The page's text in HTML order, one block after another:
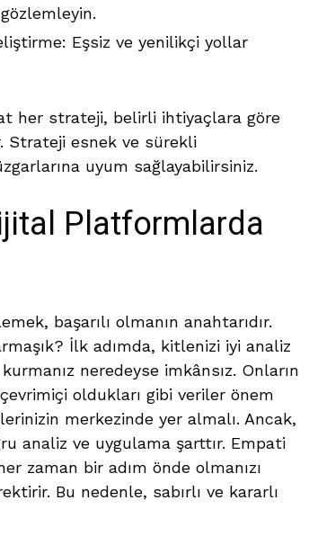
Eşsiz ve yenilikçi yollar
her strateji, belirli ihtiyaçlara göre
Strateji esnek ve sürekli
uyum sağlayabilirsiniz.
Platformlarda
başarılı olmanın anahtarıdır.
İlk adımda, kitlenizi iyi analiz
neredeyse imkânsız. Onların
oldukları gibi veriler önem
merkezinde yer almalı. Ancak,
analiz ve uygulama şarttır. Empati
zaman bir adım önde olmanızı
Bu nedenle, sabırlı ve kararlı